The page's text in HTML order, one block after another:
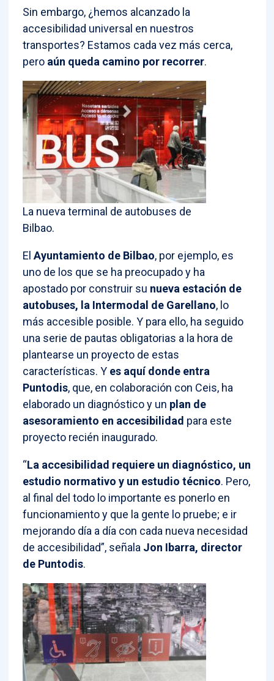
Sin embargo, ¿hemos alcanzado la
accesibilidad universal en nuestros
transportes? Estamos cada vez más cerca,
pero aún queda camino por recorrer.
La nueva terminal de autobuses de
Bilbao.
ElAyuntamiento de Bilbao, por ejemplo, es
uno de los que se ha preocupado y ha
apostado por construir su nueva estación de
autobuses, la Intermodal de Garellano, lo
más accesible posible. Y para ello, ha seguido
una serie de pautas obligatorias a la hora de
plantearse un proyecto de estas
características. Y es aquí donde entra
Puntodis, que, en colaboración con Ceis, ha
elaborado un diagnóstico y un plan de
asesoramiento en accesibilidad para este
proyecto recién inaugurado.
“La accesibilidad requiere un diagnóstico, un
estudio normativo y un estudio técnico. Pero,
al final del todo lo importante es ponerlo en
funcionamiento y que la gente lo pruebe; e ir
mejorando día a día con cada nueva necesidad
de accesibilidad”, señala Jon Ibarra, director
de Puntodis.